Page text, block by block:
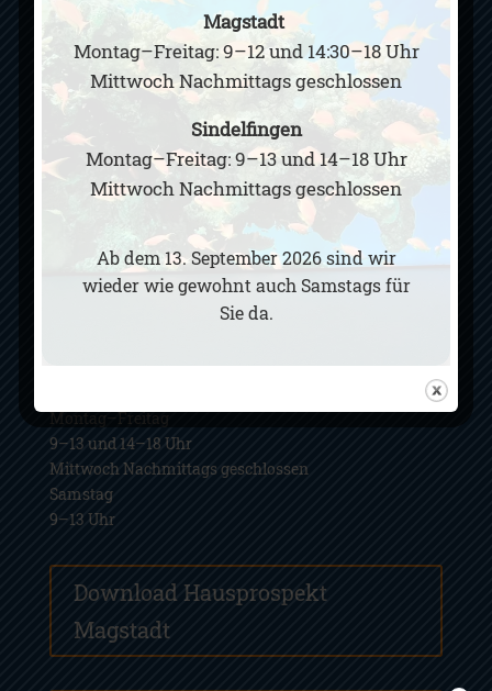
Öffnungszeiten:
Montag–Freitag
9–12 und 14:30–18 Uhr
Mittwoch Nachmittags geschlossen
9–13 Uhr
(im August Sa. geschlossen)
Ziegelstraße 13
71063 Sindelfingen
Montag–Freitag
9–13 und 14–18 Uhr
Mittwoch Nachmittags geschlossen
Samstag
9–13 Uhr
Download Hausprospekt
Magstadt
Magstadt
Montag–Freitag: 9–12 und 14:30–18 Uhr
Mittwoch Nachmittags geschlossen
Sindelfingen
Montag–Freitag: 9–13 und 14–18 Uhr
Mittwoch Nachmittags geschlossen
Ab dem 13. September 2026 sind wir
wieder wie gewohnt auch Samstags für
Sie da.